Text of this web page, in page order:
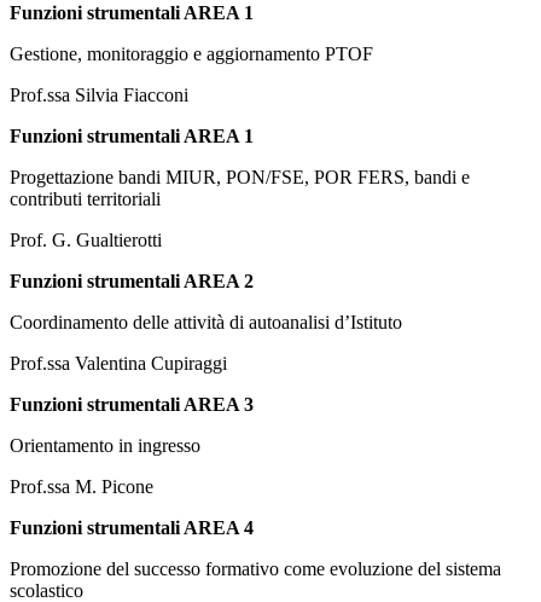
Funzioni strumentali AREA 1
Gestione, monitoraggio e aggiornamento PTOF
Prof.ssa Silvia Fiacconi
Funzioni strumentali AREA 1
Progettazione bandi MIUR, PON/FSE, POR FERS, bandi e
contributi territoriali
Prof. G. Gualtierotti
Funzioni strumentali AREA 2
Coordinamento delle attività di autoanalisi d’Istituto
Prof.ssa Valentina Cupiraggi
Funzioni strumentali AREA 3
Orientamento in ingresso
Prof.ssa M. Picone
Funzioni strumentali AREA 4
Promozione del successo formativo come evoluzione del sistema
scolastico